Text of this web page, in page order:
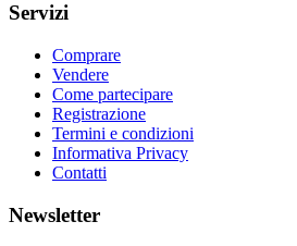
Servizi
Comprare
Vendere
Come partecipare
Registrazione
Termini e condizioni
Informativa Privacy
Contatti
Newsletter